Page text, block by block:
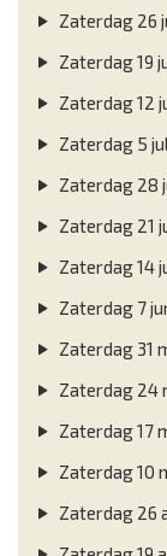
Zaterdag 26
Zaterdag 19
Zaterdag 12
Zaterdag 5
Zaterdag 28
Zaterdag 21
Zaterdag 14
Zaterdag 7
Zaterdag 31
Zaterdag 24
Zaterdag 17
Zaterdag 10
Zaterdag 26